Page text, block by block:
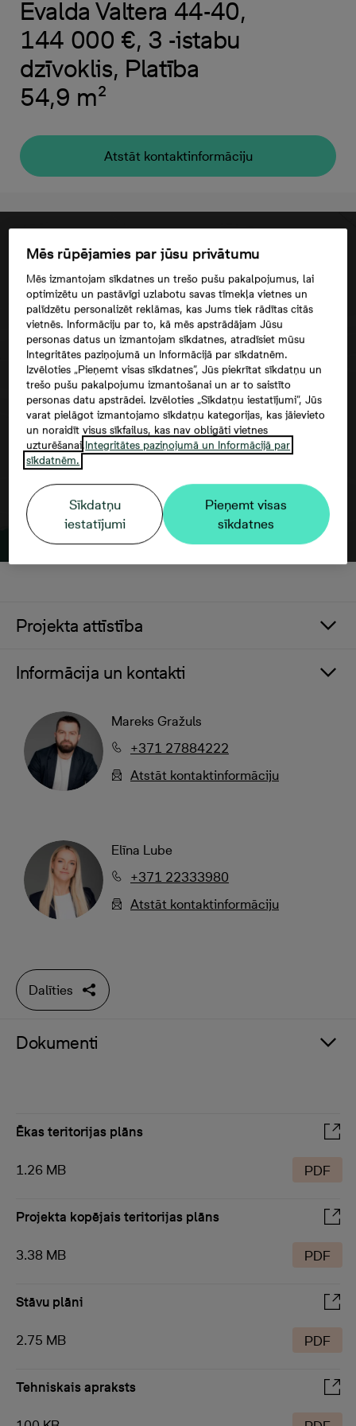
Evalda Valtera 44-40,
144 000 €, 3 -istabu
dzīvoklis, Platība
54,9 m²
Atstāt kontaktinformāciju
Google maps trešās puses datu
izmantošana
Projekta attīstība
Informācija un kontakti
Mareks Gražuls
+371 27884222
Atstāt kontaktinformāciju
Elīna Lube
+371 22333980
Atstāt kontaktinformāciju
Dalīties
Dokumenti
Ēkas teritorijas plāns
1.26 MB PDF
Projekta kopējais teritorijas plāns
3.38 MB PDF
Stāvu plāni
2.75 MB PDF
Tehniskais apraksts
Mēs rūpējamies par jūsu privātumu
Mēs izmantojam sīkdatnes un trešo pušu pakalpojumus, lai
optimizētu un pastāvīgi uzlabotu savas tīmekļa vietnes un
palīdzētu personalizēt reklāmas, kas Jums tiek rādītas citās
vietnēs. Informāciju par to, kā mēs apstrādājam Jūsu
personas datus un izmantojam sīkdatnes, atradīsiet mūsu
Integritātes paziņojumā un Informācijā par sīkdatnēm.
Izvēloties „Pieņemt visas sīkdatnes”, Jūs piekrītat sīkdatņu un
trešo pušu pakalpojumu izmantošanai un ar to saistīto
personas datu apstrādei. Izvēloties „Sīkdatņu iestatījumi”, Jūs
varat pielāgot izmantojamo sīkdatņu kategorijas, kas jāievieto
un noraidīt visus sīkfailus, kas nav obligāti vietnes
uzturēšanai.Integritātes paziņojumā un Informācijā par
sīkdatnēm.
Sīkdatņu
iestatījumi
Pieņemt visas
sīkdatnes